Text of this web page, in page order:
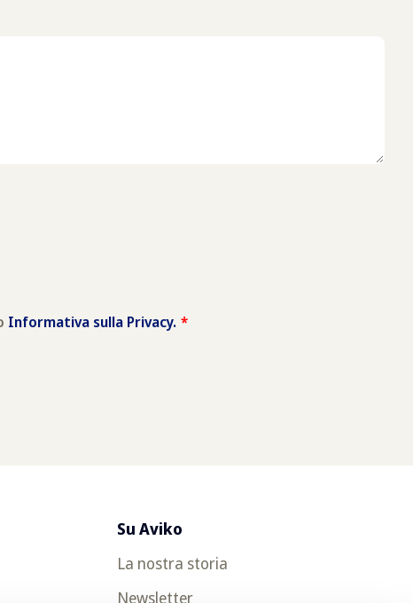
Su Aviko
La nostra storia
Newsletter